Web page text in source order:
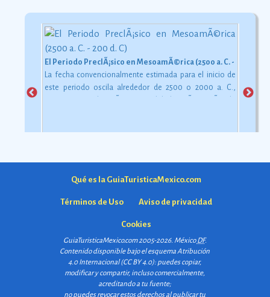
El Periodo PreclÃ¡sico en MesoamÃ©rica (2500 a. C. - 200 d. C)
La fecha convencionalmente estimada para el inicio de
este periodo oscila alrededor de 2500 o 2000 a. C.,
Qué es la GuiaTuristicaMexico.com
Términos de Uso Aviso de privacidad
Cookies
GuiaTuristicaMexico.com 2005-2026. MéxicoDF.
Contenido disponible bajo el esquemaAtribución
4.0 Internacional (CC BY 4.0): puedes copiar,
modificar y compartir, incluso comercialmente,
acreditando a tu fuente;
no puedes revocar estos derechos al publicar tu